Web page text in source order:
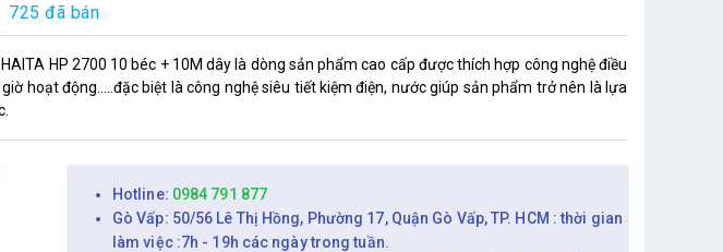
725 đã bán
HP 2700 10 béc + 10M dây là dòng sản phẩm cao cấp được thích hợp công nghệ điều
hoạt động.....đặc biệt là công nghệ siêu tiết kiệm điện, nước giúp sản phẩm trở nên là lựa
Hotline: 0984 791 877
Gò Vấp: 50/56 Lê Thị Hồng, Phường 17, Quận Gò Vấp, TP. HCM : thời gian
làm việc :7h - 19h các ngày trong tuần.